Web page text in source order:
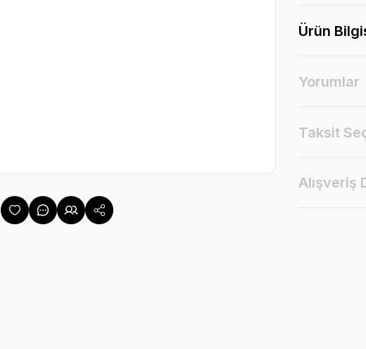
Ürün
Yorumlar
Taksit
Alışveriş